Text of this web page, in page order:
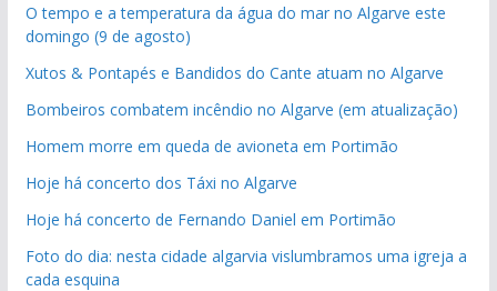
O tempo e a temperatura da água do mar no Algarve este
domingo (9 de agosto)
Xutos & Pontapés e Bandidos do Cante atuam no Algarve
Bombeiros combatem incêndio no Algarve (em atualização)
Homem morre em queda de avioneta em Portimão
Hoje há concerto dos Táxi no Algarve
Hoje há concerto de Fernando Daniel em Portimão
Foto do dia: nesta cidade algarvia vislumbramos uma igreja a
cada esquina